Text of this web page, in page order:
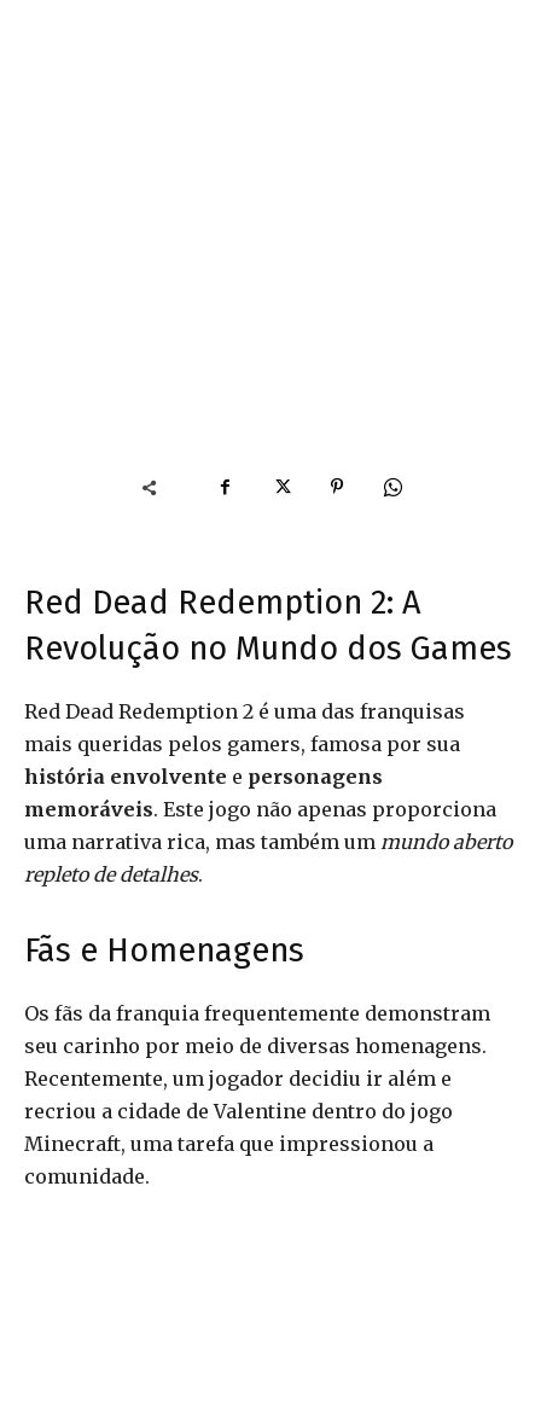
Red Dead Redemption 2: A
Revolução no Mundo dos Games
Red Dead Redemption 2 é uma das franquisas
mais queridas pelos gamers, famosa por sua
história envolvente e personagens
memoráveis. Este jogo não apenas proporciona
uma narrativa rica, mas também um mundo aberto
repleto de detalhes.
Fãs e Homenagens
Os fãs da franquia frequentemente demonstram
seu carinho por meio de diversas homenagens.
Recentemente, um jogador decidiu ir além e
recriou a cidade de Valentine dentro do jogo
Minecraft, uma tarefa que impressionou a
comunidade.